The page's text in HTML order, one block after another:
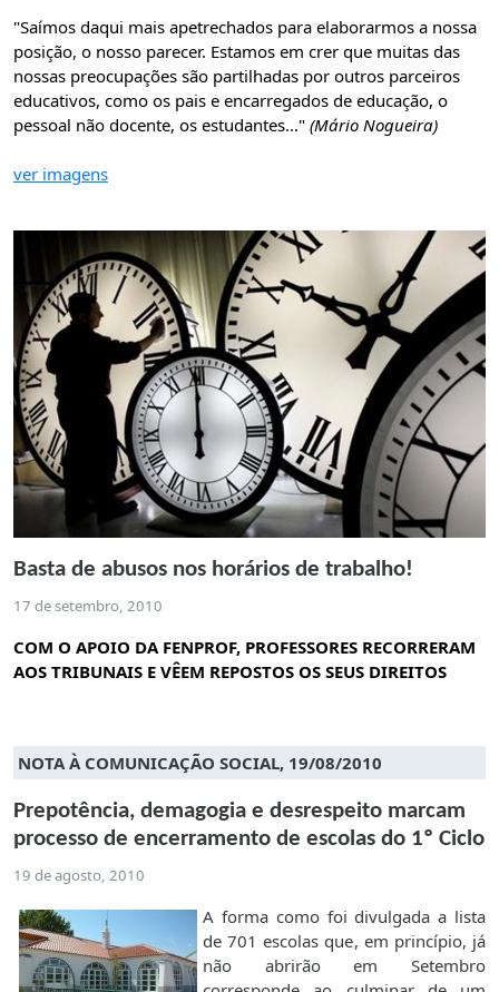
"Saímos daqui mais apetrechados para elaborarmos a nossa
posição, o nosso parecer. Estamos em crer que muitas das
nossas preocupações são partilhadas por outros parceiros
educativos, como os pais e encarregados de educação, o
pessoal não docente, os estudantes..." (Mário Nogueira)
ver imagens
Basta de abusos nos horários de trabalho!
17 de setembro, 2010
COM O APOIO DA FENPROF, PROFESSORES RECORRERAM
AOS TRIBUNAIS E VÊEM REPOSTOS OS SEUS DIREITOS
NOTA À COMUNICAÇÃO SOCIAL, 19/08/2010
Prepotência, demagogia e desrespeito marcam
processo de encerramento de escolas do 1º Ciclo
19 de agosto, 2010
A forma como foi divulgada a lista
de 701 escolas que, em princípio, já
não abrirão em Setembro